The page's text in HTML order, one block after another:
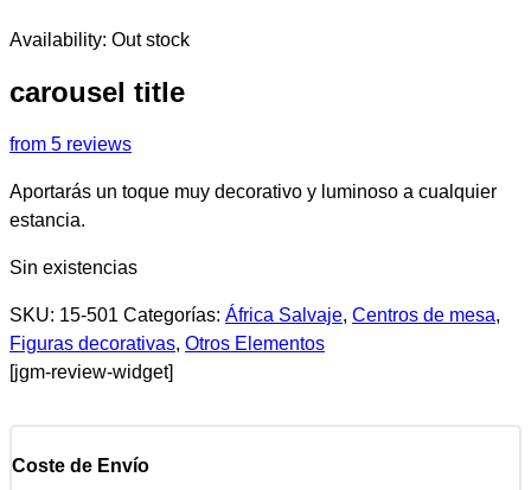
Availability: Out stock
carousel title
from 5 reviews
Aportarás un toque muy decorativo y luminoso a cualquier
estancia.
Sin existencias
SKU: 15-501 Categorías: África Salvaje, Centros de mesa,
Figuras decorativas, Otros Elementos
[jgm-review-widget]
Coste de Envío